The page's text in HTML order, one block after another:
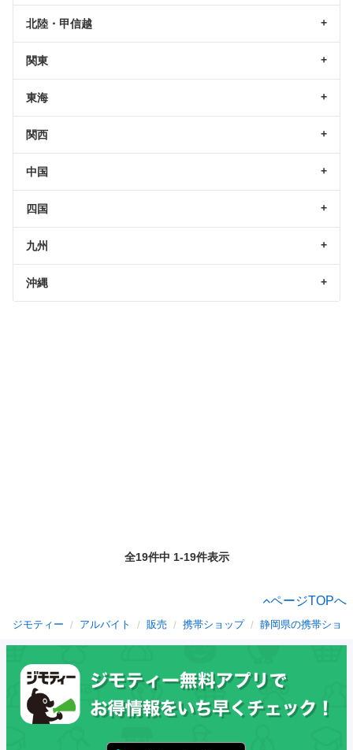
北陸・甲信越
関東
東海
関西
中国
四国
九州
沖縄
全19件中 1-19件表示
ページTOPへ
ジモティー アルバイト 販売 携帯ショップ 静岡県の携帯ショ